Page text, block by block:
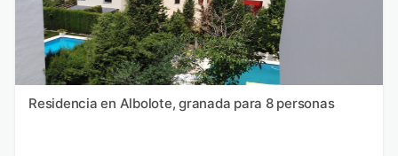
Residencia en Albolote, granada para 8 personas